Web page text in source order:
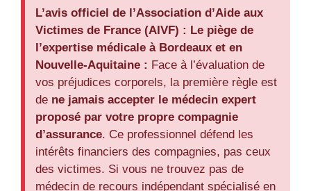
L’avis officiel de l’Association d’Aide aux
Victimes de France (AIVF) : Le piège de
l’expertise médicale à Bordeaux et en
Nouvelle-Aquitaine : Face à l’évaluation de
vos préjudices corporels, la première règle est
de ne jamais accepter le médecin expert
proposé par votre propre compagnie
d’assurance. Ce professionnel défend les
intérêts financiers des compagnies, pas ceux
des victimes. Si vous ne trouvez pas de
médecin de recours indépendant spécialisé en